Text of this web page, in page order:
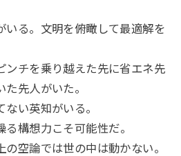
いる。文明を俯瞰して最適解を
ンチを乗り越えた先に省エネ先
先人がいた。
い英知がいる。
る構想力 こそ可能性だ。
空論では世の中は動かない。